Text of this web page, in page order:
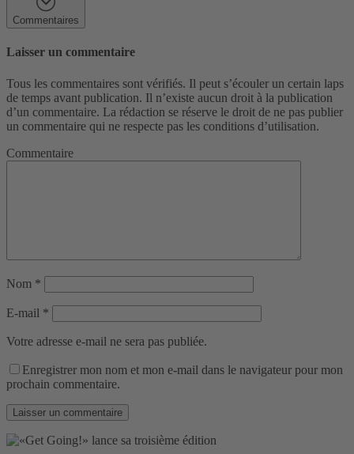
Commentaires
Laisser un commentaire
Tous les commentaires sont vérifiés. Il peut s’écouler un certain laps
de temps avant publication. Il n’existe aucun droit à la publication
d’un commentaire. La rédaction se réserve le droit de ne pas publier
un commentaire qui ne respecte pas les conditions d’utilisation.
Commentaire
Nom *
E-mail *
Votre adresse e-mail ne sera pas publiée.
Enregistrer mon nom et mon e-mail dans le navigateur pour mon
prochain commentaire.